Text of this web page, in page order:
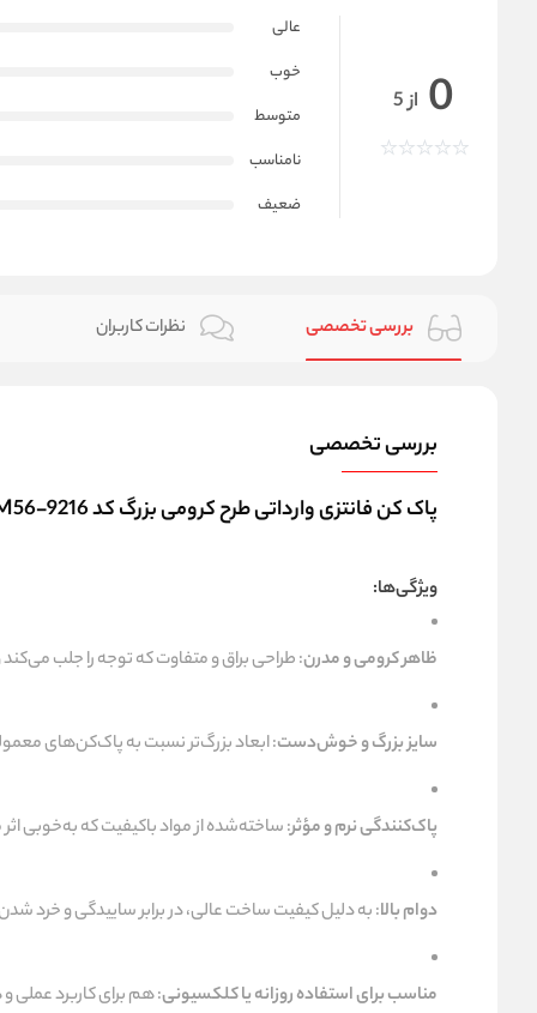
0 از 5
عالی
خوب
متوسط
نامناسب
ضعیف
بررسی تخصصی نظرات کاربران
بررسی تخصصی
پاک کن فانتزی وارداتی طرح کرومی بزرگ کد M56-9216
ویژگی‌ها:
ظاهر کرومی و مدرن: طراحی براق و متفاوت که توجه را جلب
سایز بزرگ و خوش‌دست: ابعاد بزرگ‌تر نسبت به پاک‌کن‌های
پاک‌کنندگی نرم و مؤثر: ساخته‌شده از مواد باکیفیت که به‌خوبی اثر
دوام بالا: به دلیل کیفیت ساخت عالی، در برابر ساییدگی و خرد
مناسب برای استفاده روزانه یا کلکسیونی: هم برای کاربرد عملی